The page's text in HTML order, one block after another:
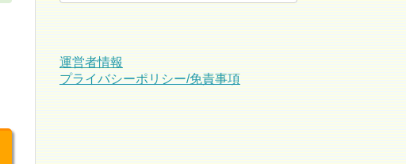
運営者情報
プライバシーポリシー/免責事項